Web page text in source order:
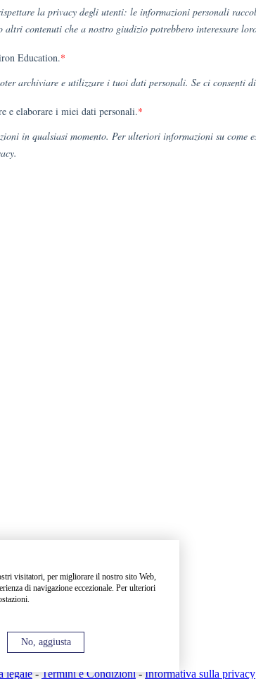
legale-Termini e Condizioni-Informativa sulla privacy
visitatori, per migliorare il nostro sito Web,
di navigazione eccezionale. Per ulteriori
No, aggiusta